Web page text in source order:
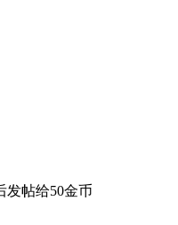
发帖给50金币